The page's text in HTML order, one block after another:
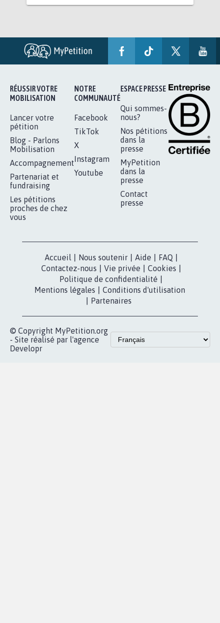
RÉUSSIR VOTRE
MOBILISATION
Lancer votre
pétition
Blog - Parlons
Mobilisation
Accompagnement
Partenariat et
fundraising
Les pétitions
proches de chez
vous
NOTRE
COMMUNAUTÉ
Facebook
TikTok
X
Instagram
Youtube
ESPACE PRESSE
Qui sommes-
nous?
Nos pétitions
dans la
presse
MyPetition
dans la
presse
Contact
presse
Accueil Nous soutenir Aide FAQ
Contactez-nous
Vie privée Cookies
Politique de confidentialité
Mentions légales
Conditions d'utilisation
Partenaires
© Copyright MyPetition.org
- Site réalisé par l'agence
Developr